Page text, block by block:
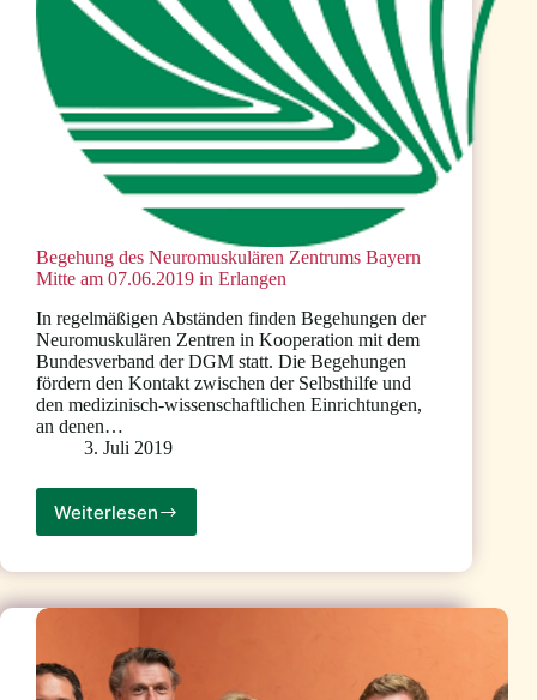
Begehung des Neuromuskulären Zentrums Bayern
Mitte am 07.06.2019 in Erlangen
In regelmäßigen Abständen finden Begehungen der
Neuromuskulären Zentren in Kooperation mit dem
Bundesverband der DGM statt. Die Begehungen
fördern den Kontakt zwischen der Selbsthilfe und
den medizinisch-wissenschaftlichen Einrichtungen,
an denen…
3. Juli 2019
Weiterlesen
Begehung
Neuromuskulären
Bayern
am
07.06.2019